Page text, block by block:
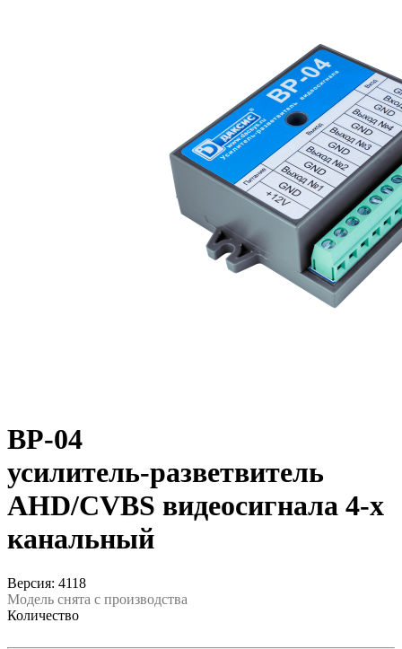
ВР-04
усилитель-разветвитель
AHD/CVBS видеосигнала 4-х
канальный
Версия: 4118
Модель снята с производства
Количество